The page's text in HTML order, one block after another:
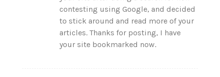
contesting using Google, and decided
to stick around and read more of your
articles. Thanks for posting, I have
your site bookmarked now.